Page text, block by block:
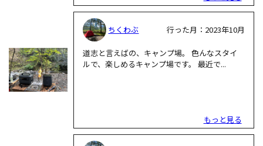
ちくわぶ 行った月：2023年10月
道志と言えばの、キャンプ場。 色んなスタイ
ルで、楽しめるキャンプ場です。 最近で...
もっと見る